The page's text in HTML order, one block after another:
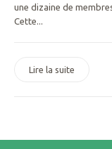
une dizaine de
Cette...
Lire la suite